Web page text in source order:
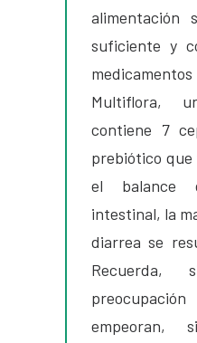
alimentación
suficiente y
Multiflora,
contiene 7
prebiótico
el balance
intestinal, la
diarrea se
Recuerda,
empeoran,